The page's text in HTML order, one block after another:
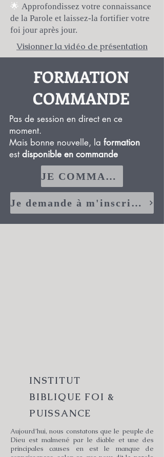
🌟 Approfondissez votre connaissance
de la Parole et laissez-la fortifier votre
foi jour après jour.
Visionner la vidéo de présentation
FORMATION
COMMANDE
Pas de session en direct en ce
moment.
Mais bonne nouvelle, la formation
estdisponible en commande
JE COMMANDE
Je demande à m'inscrire aux prochaines sessions
INSTITUT
BIBLIQUE FOI &
PUISSANCE
Aujourd’hui, nous constatons que le peuple de
Dieu est malmené par le diable et une des
principales causes en est le manque de